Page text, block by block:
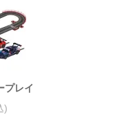
プレイ
)